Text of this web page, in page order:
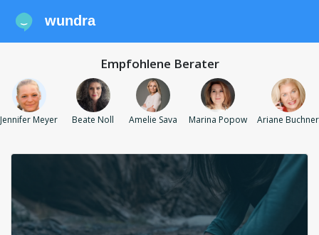
wundra
Empfohlene Berater
Jennifer Meyer Beate Noll Amelie Sava Marina Popow Ariane Buchner